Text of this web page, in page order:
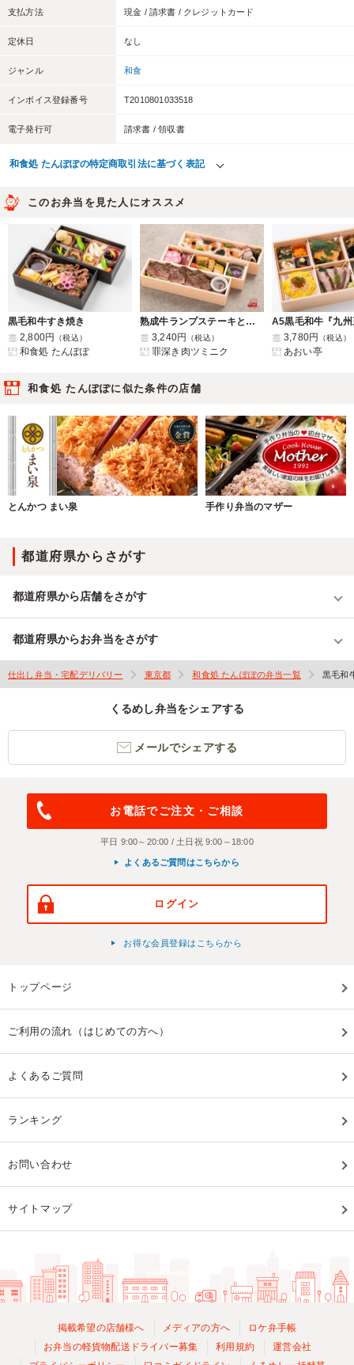
支払方法 現金 / 請求書 / クレジットカード
定休日 なし
ジャンル 和食
インボイス登録番号 T2010801033518
電子発行可 請求書 / 領収書
和食処 たんぽぽの特定商取引法に基づく表記
このお弁当を見た人にオススメ
黒毛和牛すき焼き
2,800円
（税込）
和食処 たんぽぽ
熟成牛ランプステーキと口溶けローストポークの赤酢トリュフ寿司重【2日前18時締切】
3,240円
（税込）
罪深き肉ツミニク
3,780円 （税込）
あおい亭
和食処 たんぽぽに似た条件の店舗
とんかつ まい泉 手作り弁当のマザー
都道府県からさがす
都道府県から店舗をさがす
都道府県からお弁当をさがす
仕出し弁当・宅配デリバリー 東京都 和食処 たんぽぽの弁当一覧 黒毛和
くるめし弁当をシェアする
メールでシェアする
お電話でご注文・ご相談
平日 9:00～20:00 / 土日祝 9:00～18:00
よくあるご質問はこちらから
ログイン
お得な会員登録はこちらから
トップページ
ご利用の流れ（はじめての方へ）
よくあるご質問
ランキング
お問い合わせ
サイトマップ
掲載希望の店舗様へ メディアの方へ
ロケ弁手帳
お弁当の軽貨物配送ドライバー募集
利用規約
運営会社